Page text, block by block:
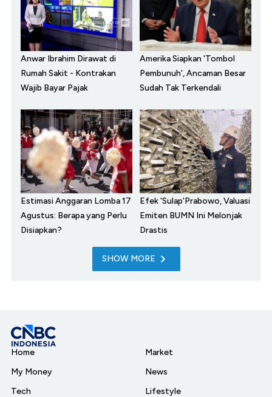
Anwar Ibrahim Dirawat di
Rumah Sakit - Kontrakan
Wajib Bayar Pajak
Amerika Siapkan 'Tombol
Pembunuh', Ancaman Besar
Sudah Tak Terkendali
Estimasi Anggaran Lomba 17
Agustus: Berapa yang Perlu
Disiapkan?
Efek 'Sulap'Prabowo, Valuasi
Emiten BUMN Ini Melonjak
Drastis
SHOW MORE
Home
My Money
Tech
Market
News
Lifestyle